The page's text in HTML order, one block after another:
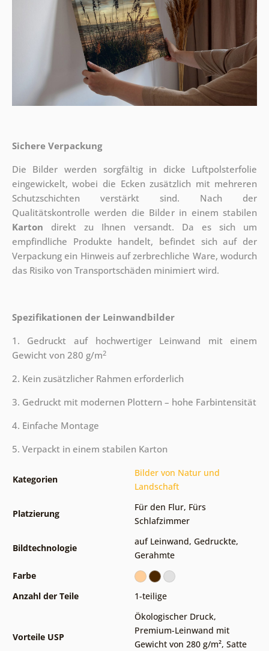
Sichere Verpackung
Die Bilder werden sorgfältig in dicke Luftpolsterfolie
eingewickelt, wobei die Ecken zusätzlich mit mehreren
Schutzschichten verstärkt sind. Nach der
Qualitätskontrolle werden die Bilder in einem stabilen
Karton direkt zu Ihnen versandt. Da es sich um
empfindliche Produkte handelt, befindet sich auf der
Verpackung ein Hinweis auf zerbrechliche Ware, wodurch
das Risiko von Transportschäden minimiert wird.
Spezifikationen der Leinwandbilder
1. Gedruckt auf hochwertiger Leinwand mit einem
Gewicht von 280 g/m2
2. Kein zusätzlicher Rahmen erforderlich
3. Gedruckt mit modernen Plottern – hohe Farbintensität
4. Einfache Montage
5. Verpackt in einem stabilen Karton
Kategorien
Bilder von Natur und
Landschaft
Platzierung
Für den Flur, Fürs
Schlafzimmer
Bildtechnologie
auf Leinwand, Gedruckte,
Gerahmte
Farbe
Anzahl der Teile
1-teilige
Vorteile USP
Ökologischer Druck,
Premium-Leinwand mit
Gewicht von 280 g/m², Satte